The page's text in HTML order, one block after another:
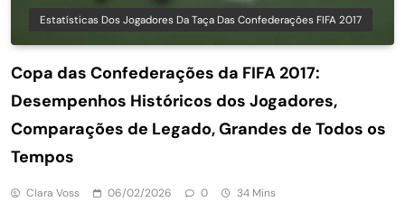
Estatísticas Dos Jogadores Da Taça Das Confederações FIFA 2017
Copa das Confederações da FIFA 2017:
Desempenhos Históricos dos Jogadores,
Comparações de Legado, Grandes de Todos os
Tempos
Clara Voss 06/02/2026 0 34 Mins